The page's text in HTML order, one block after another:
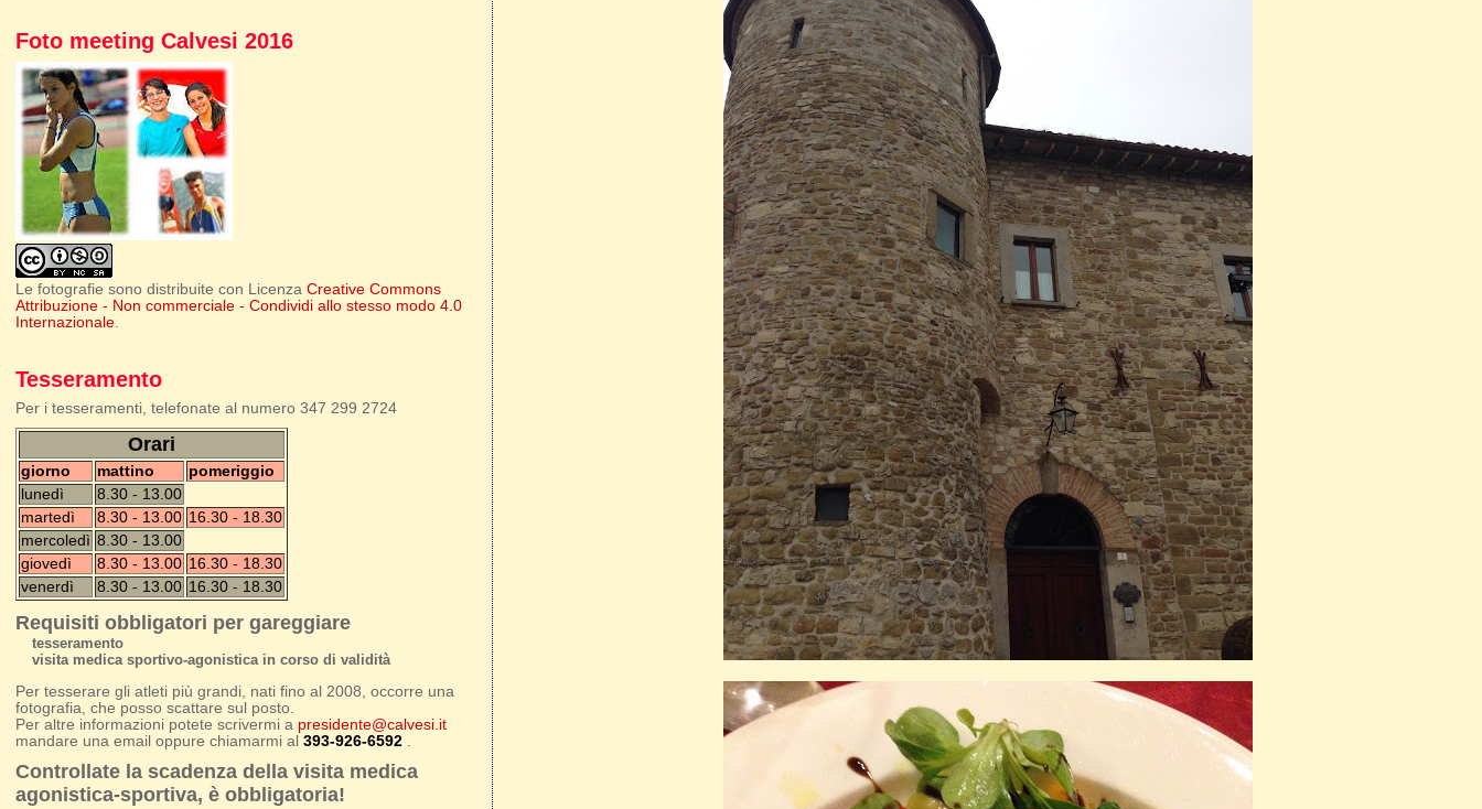
Foto meeting Calvesi 2016
Le fotografie sono distribuite con LicenzaCreative Commons
Attribuzione - Non commerciale - Condividi allo stesso modo 4.0
Internazionale.
Tesseramento
Per i tesseramenti, telefonate al numero 347 299 2724
Orari
giorno mattino
pomeriggio
lunedì
8.30 - 13.00
martedì
8.30 - 13.00 16.30 - 18.30
mercoledì 8.30 - 13.00
giovedì
8.30 - 13.00 16.30 - 18.30
venerdì
8.30 - 13.00 16.30 - 18.30
Requisiti obbligatori per gareggiare
tesseramento
visita medica sportivo-agonistica in corso di validità
Per tesserare gli atleti più grandi, nati fino al 2008, occorre una
fotografia, che posso scattare sul posto.
Per altre informazioni potete scrivermi a presidente@calvesi.it
mandare una email oppure chiamarmi al393-926-6592
Controllate la scadenza della visita medica
agonistica-sportiva, è obbligatoria!